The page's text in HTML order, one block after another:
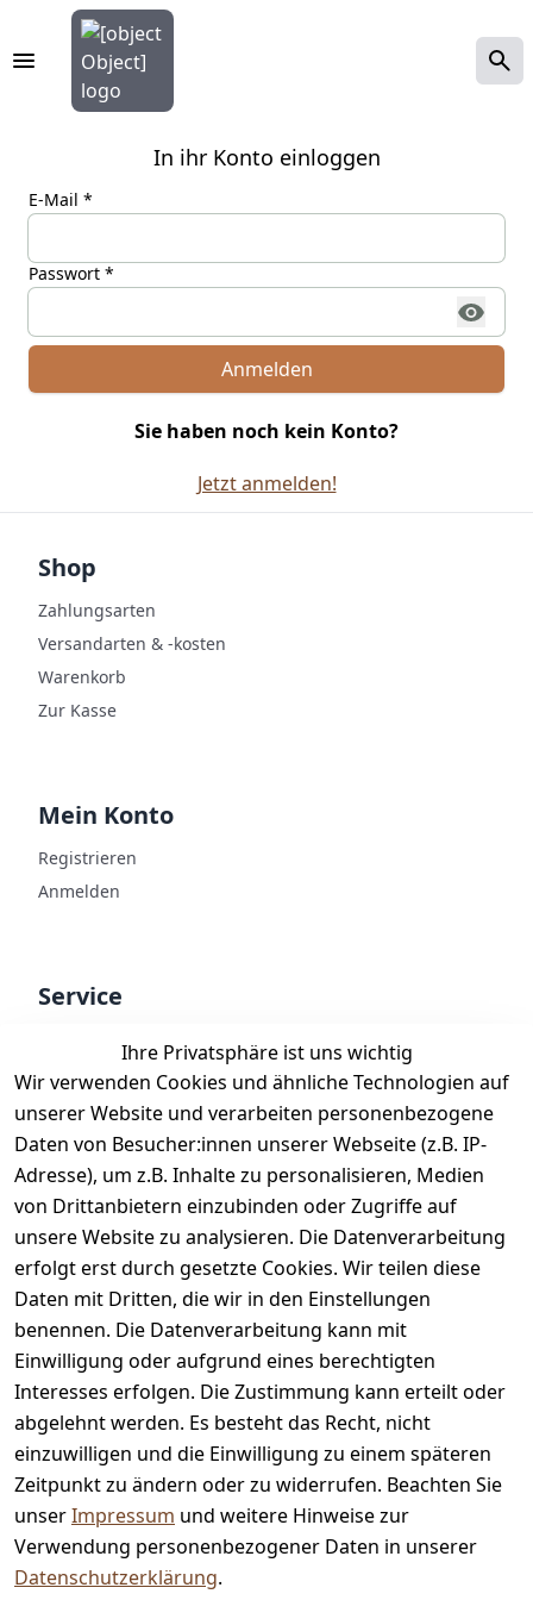
In ihr Konto einloggen
E-Mail *
Passwort *
Anmelden
Sie haben noch kein Konto?
Jetzt anmelden!
Ihre Privatsphäre ist uns wichtig
Wir verwenden Cookies und ähnliche Technologien auf
unserer Website und verarbeiten personenbezogene
Daten von Besucher:innen unserer Webseite (z.B. IP-
Adresse), um z.B. Inhalte zu personalisieren, Medien
von Drittanbietern einzubinden oder Zugriffe auf
unsere Website zu analysieren. Die Datenverarbeitung
erfolgt erst durch gesetzte Cookies. Wir teilen diese
Daten mit Dritten, die wir in den Einstellungen
benennen. Die Datenverarbeitung kann mit
Einwilligung oder aufgrund eines berechtigten
Interesses erfolgen. Die Zustimmung kann erteilt oder
abgelehnt werden. Es besteht das Recht, nicht
einzuwilligen und die Einwilligung zu einem späteren
Zeitpunkt zu ändern oder zu widerrufen. Beachten Sie
unserImpressum und weitere Hinweise zur
Verwendung personenbezogener Daten in unserer
Datenschutzerklärung.
Shop
Zahlungsarten
Versandarten & -kosten
Warenkorb
Zur Kasse
Mein Konto
Registrieren
Anmelden
Service
Bewertungen
Zahlung & Versand
Auszeichnungen